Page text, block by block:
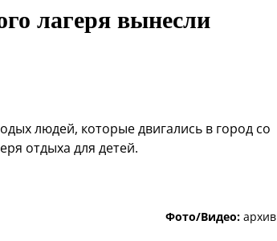
лагеря вынесли
людей, которые двигались в город со
отдыха для детей.
Фото/Видео: архив